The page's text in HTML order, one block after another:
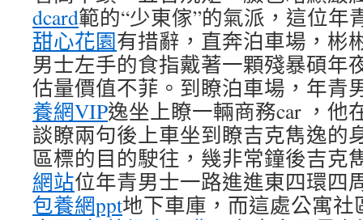
dcard範的“少東傢”的氣派，這位年
甜心花園有措辭，直奔泊車場，彬
男士左手的食指戴著一顆殘暴碩年
估量價值不菲。到瞭泊車場，年青
養網VIP逸坐上瞭一輛商務car ，他
談瞭兩句後上車坐到瞭吉克雋逸的
區標的目的駛往，幾非常鐘後吉克
網站位年青男士一路進進東四環四
包養網ppt地下車庫，而這處公寓社